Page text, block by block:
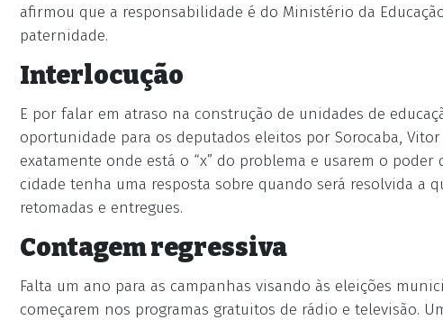
afirmou que a responsabilidade é do Ministério da
paternidade.
Interlocução
E por falar em atraso na construção de unidades de
oportunidade para os deputados eleitos por Sorocaba, Vitor
exatamente onde está o “x” do problema e usarem o
cidade tenha uma resposta sobre quando será resolvida a
retomadas e entregues.
Contagem regressiva
Falta um ano para as campanhas visando às eleições
começarem nos programas gratuitos de rádio e televisão.